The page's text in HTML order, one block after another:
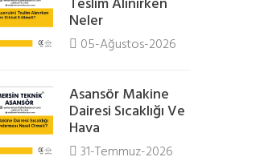
Neler
05-Ağustos-2026
Asansör Makine
Dairesi Sıcaklığı Ve
Hava
31-Temmuz-2026